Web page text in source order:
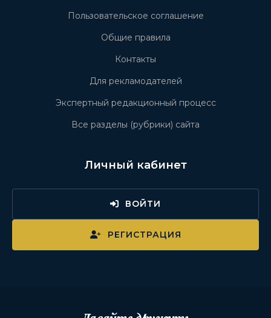
Пользовательское соглашение
Общие правила
Контакты
Для рекламодателей
Экспертный редакционный процесс
Все разделы (рубрики) сайта
Личный кабинет
ВОЙТИ
РЕГИСТРАЦИЯ